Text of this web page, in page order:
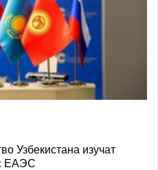
Узбекистана изучат
ЕАЭС